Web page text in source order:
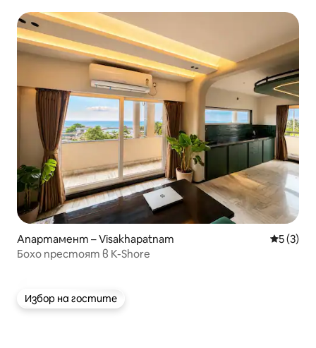
Апартамент – Visakhapatnam Средна
5 (3)
Бохо престоят в K-Shore
Избор на гостите
Избор на гостите